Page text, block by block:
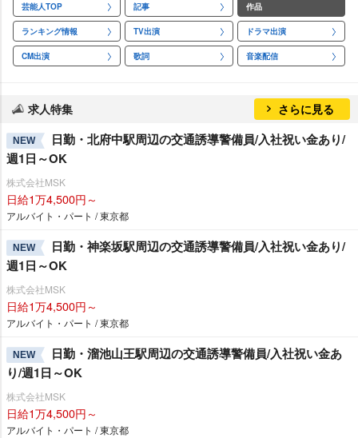
芸能人TOP 記事 作品
ランキング情報 TV出演 ドラマ出演
CM出演 歌詞 音楽配信
求人特集 さらに見る
NEW
日勤・北府中駅周辺の交通誘導警備員/入社祝い金あり/
週1日～OK
株式会社MSK
日給1万4,500円～
アルバイト・パート / 東京都
NEW
日勤・神楽坂駅周辺の交通誘導警備員/入社祝い金あり/
週1日～OK
株式会社MSK
日給1万4,500円～
アルバイト・パート / 東京都
NEW
日勤・溜池山王駅周辺の交通誘導警備員/入社祝い金あ
り/週1日～OK
株式会社MSK
日給1万4,500円～
アルバイト・パート / 東京都